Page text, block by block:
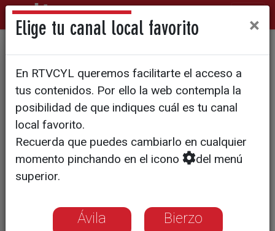
El Mirandés no se rinde y
empuja al Elche al descenso
Victoria del colista en el Martínez
Valero gracias aun gol de Carlos
Moreno en el minuto 90 y tras jugar 50
Elige tu canal local favorito ×
En RTVCYL queremos facilitarte el acceso a
tus contenidos. Por ello la web contempla la
posibilidad de que indiques cuál es tu canal
local favorito.
Recuerda que puedes cambiarlo en cualquier
momento pinchando en el icono
del menú
superior.
Ávila Bierzo